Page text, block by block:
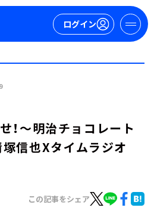
ログイン
！～明治チョコレート
信也Xタイムラジオ
この記事をシェア